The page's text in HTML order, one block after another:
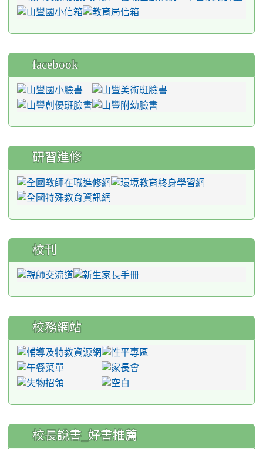
facebook
研習進修
校刊
校務網站
:::
校長說書_好書推薦